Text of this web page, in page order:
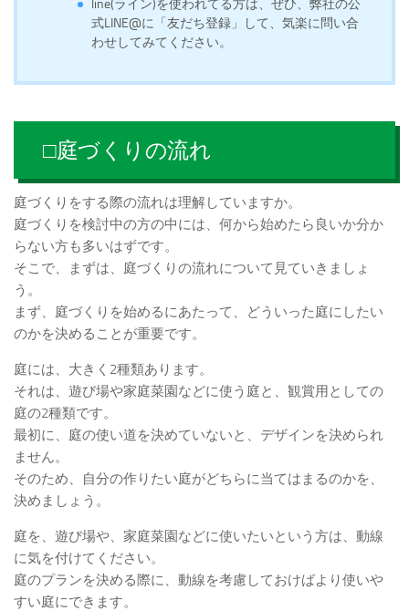
line(ライン)を使われてる方は、ぜひ、弊社の公
式LINE@に「友だち登録」して、気楽に問い合
わせしてみてください。
□庭づくりの流れ
庭づくりをする際の流れは理解していますか。
庭づくりを検討中の方の中には、何から始めたら良いか分か
らない方も多いはずです。
そこで、まずは、庭づくりの流れについて見ていきましょ
う。
まず、庭づくりを始めるにあたって、どういった庭にしたい
のかを決めることが重要です。
庭には、大きく2種類あります。
それは、遊び場や家庭菜園などに使う庭と、観賞用としての
庭の2種類です。
最初に、庭の使い道を決めていないと、デザインを決められ
ません。
そのため、自分の作りたい庭がどちらに当てはまるのかを、
決めましょう。
庭を、遊び場や、家庭菜園などに使いたいという方は、動線
に気を付けてください。
庭のプランを決める際に、動線を考慮しておけばより使いや
すい庭にできます。